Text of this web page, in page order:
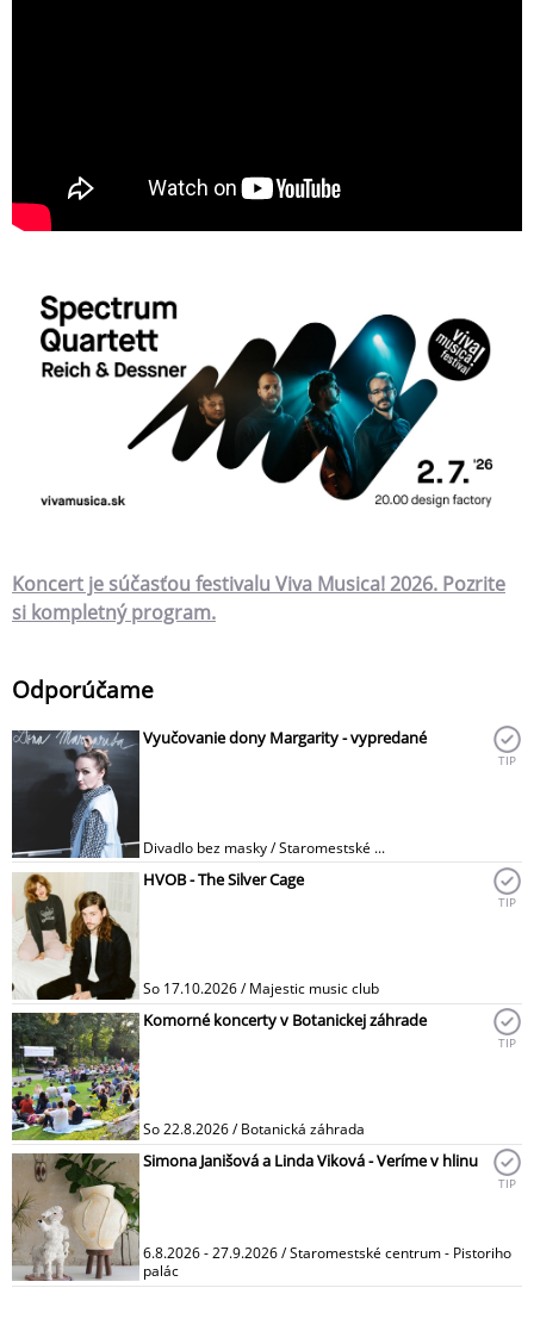
Koncert je súčasťou festivalu Viva Musica! 2026. Pozrite
si kompletný program.
Odporúčame
Vyučovanie dony Margarity - vypredané
Divadlo bez masky / Staromestské ...
TIP
HVOB - The Silver Cage
So 17.10.2026 / Majestic music club
TIP
Komorné koncerty v Botanickej záhrade
So 22.8.2026 / Botanická záhrada
TIP
Simona Janišová a Linda Viková - Veríme v hlinu
6.8.2026 - 27.9.2026 / Staromestské centrum - Pistoriho
palác
TIP